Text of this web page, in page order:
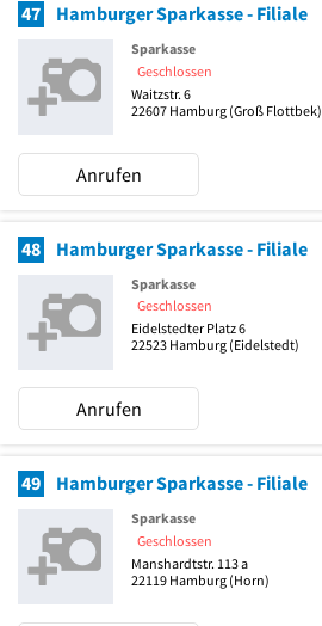
47 Hamburger Sparkasse - Filiale
Sparkasse
Geschlossen
Waitzstr. 6
22607 Hamburg (Groß Flottbek)
Anrufen
48 Hamburger Sparkasse - Filiale
Sparkasse
Geschlossen
Eidelstedter Platz 6
22523 Hamburg (Eidelstedt)
Anrufen
49 Hamburger Sparkasse - Filiale
Sparkasse
Geschlossen
Manshardtstr. 113 a
22119 Hamburg (Horn)